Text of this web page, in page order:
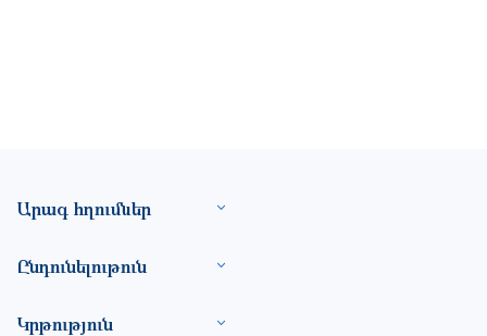
Footer site information
Արագ հղումներ
Ընդունելութուն
Կրթություն